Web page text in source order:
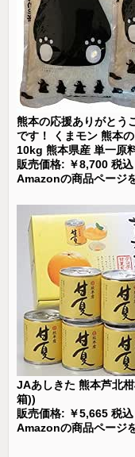
熊本の応援ありがとう
です！ くまモン 熊本
10kg 熊本県産 単一原
販売価格: ￥8,700 税込
Amazonの商品ページ
JAあしきた 熊本芦北
箱))
販売価格: ￥5,665 税込
Amazonの商品ページ